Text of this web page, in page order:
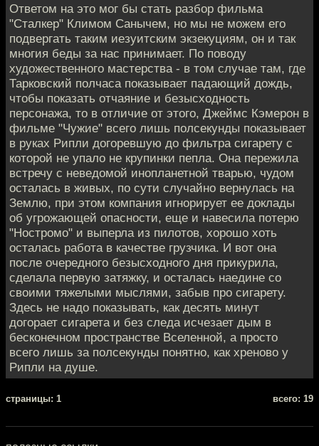
Ответом на это мог бы стать разбор фильма
"Сталкер" Климом Санычем, но мы не можем его
подвергать таким иезуитским экзекуциям, он и так
многия беды за нас принимает. По поводу
художественного мастерства - в том случае там, где
Тарковский полчаса показывает падающий дождь,
чтобы показать отчаяние и безысходность
персонажа, то в отличие от этого, Джеймс Кэмерон в
фильме "Чужие" всего лишь полсекунды показывает
в руках Рипли догоревшую до фильтра сигарету с
которой не упало не крупинки пепла. Она пережила
встречу с неведомой инопланетной тварью, чудом
осталась в живых, по сути случайно вернулась на
Землю, при этом компания игнорирует ее доклады
об угрожающей опасности, еще и навесила потерю
"Ностромо" и выперла из пилотов, хорошо хоть
осталась работа в качестве грузчика. И вот она
после очередного безысходного дня прикурила,
сделала первую затяжку, и осталась наедине со
своими тяжелыми мыслями, забыв про сигарету.
Здесь не надо показывать, как десять минут
догорает сигарета и без следа исчезает дым в
бесконечном пространстве Вселенной, а просто
всего лишь за полсекунды понятно, как хреново у
Рипли на душе.
cтраницы: 1 всего: 19